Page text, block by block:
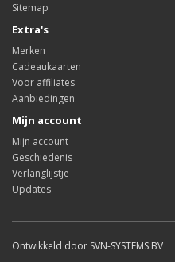
Sitemap
Extra's
Merken
Cadeaukaarten
Voor affiliates
Aanbiedingen
Mijn account
Mijn account
Geschiedenis
Verlanglijstje
Updates
Ontwikkeld door SVN-SYSTEMS BV